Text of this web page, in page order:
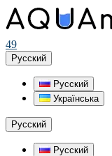
49
Русский
Русский
Українська
Русский
Русский